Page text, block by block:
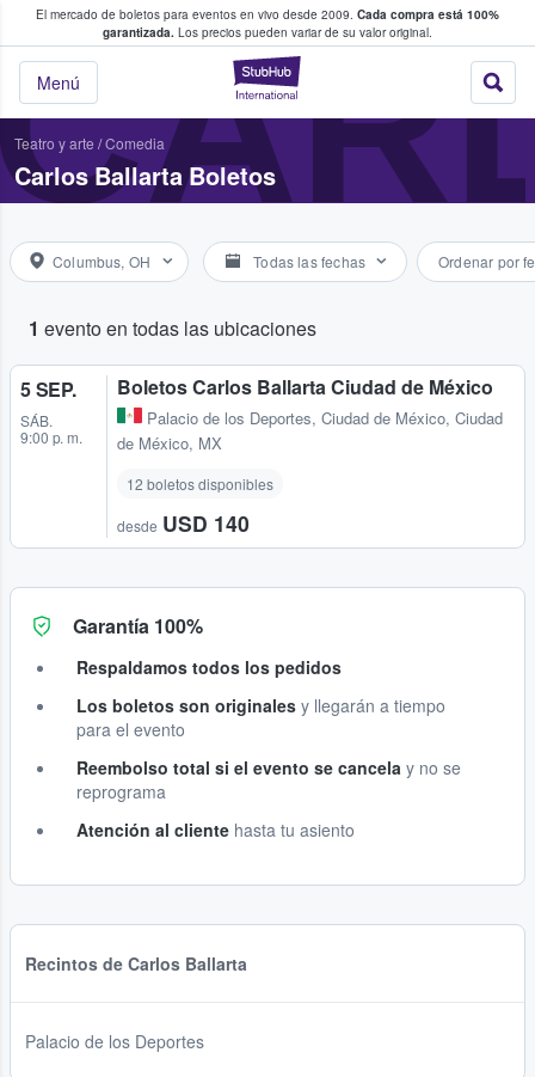
El mercado de boletos para eventos en vivo desde 2009. Cada compra está 100%
garantizada. Los precios pueden variar de su valor original.
StubHub: donde
Menú
fans compran y venden boletos
Teatro y arte /Comedia
Carlos Ballarta Boletos
Columbus, OH Todas las fechas Ordenar por
1 evento en todas las ubicaciones
5 SEP.
SÁB.
9:00 p. m.
Boletos Carlos Ballarta Ciudad de México
Palacio de los Deportes, Ciudad de México, Ciudad
de México, MX
12 boletos disponibles
desde USD 140
Garantía 100%
Respaldamos todos los pedidos
Los boletos son originales y llegarán a tiempo
para el evento
Reembolso total si el evento se cancela y no se
reprograma
Atención al cliente hasta tu asiento
Recintos de Carlos Ballarta
Palacio de los Deportes